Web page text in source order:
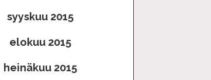
syyskuu 2015
elokuu 2015
heinäkuu 2015